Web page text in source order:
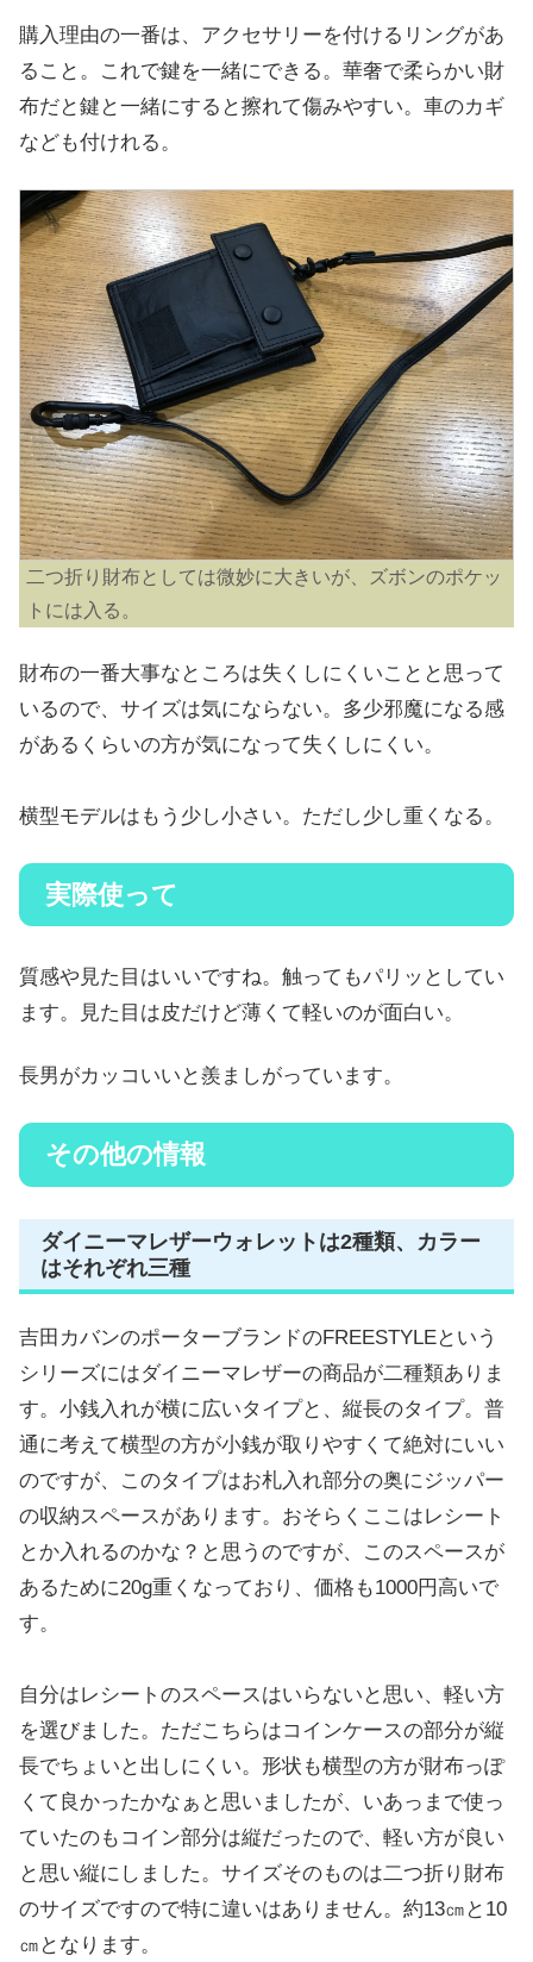
購入理由の一番は、アクセサリーを付けるリングがあ
ること。これで鍵を一緒にできる。華奢で柔らかい財
布だと鍵と一緒にすると擦れて傷みやすい。車のカギ
なども付けれる。
二つ折り財布としては微妙に大きいが、ズボンのポケッ
トには入る。
財布の一番大事なところは失くしにくいことと思って
いるので、サイズは気にならない。多少邪魔になる感
があるくらいの方が気になって失くしにくい。
横型モデルはもう少し小さい。ただし少し重くなる。
実際使って
質感や見た目はいいですね。触ってもパリッとしてい
ます。見た目は皮だけど薄くて軽いのが面白い。
長男がカッコいいと羨ましがっています。
その他の情報
ダイニーマレザーウォレットは2種類、カラー
はそれぞれ三種
吉田カバンのポーターブランドのFREESTYLEという
シリーズにはダイニーマレザーの商品が二種類ありま
す。小銭入れが横に広いタイプと、縦長のタイプ。普
通に考えて横型の方が小銭が取りやすくて絶対にいい
のですが、このタイプはお札入れ部分の奥にジッパー
の収納スペースがあります。おそらくここはレシート
とか入れるのかな？と思うのですが、このスペースが
あるために20g重くなっており、価格も1000円高いで
す。
自分はレシートのスペースはいらないと思い、軽い方
を選びました。ただこちらはコインケースの部分が縦
長でちょいと出しにくい。形状も横型の方が財布っぽ
くて良かったかなぁと思いましたが、いあっまで使っ
ていたのもコイン部分は縦だったので、軽い方が良い
と思い縦にしました。サイズそのものは二つ折り財布
のサイズですので特に違いはありません。約13㎝と10
㎝となります。